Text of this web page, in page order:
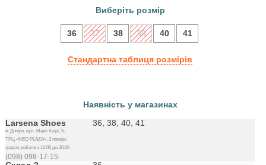
Виберіть розмір
36 37 38 39 40 41
Стандартна таблиця розмірів
Наявність у магазинах
Larsena Shoes
м.Дніпро, вул. Марії Кюрі, 5,
ТРЦ «NEO PLAZA», 2 поверх
графік роботи з 10:00 до 20:00
(098) 098-17-15
36, 38, 40, 41